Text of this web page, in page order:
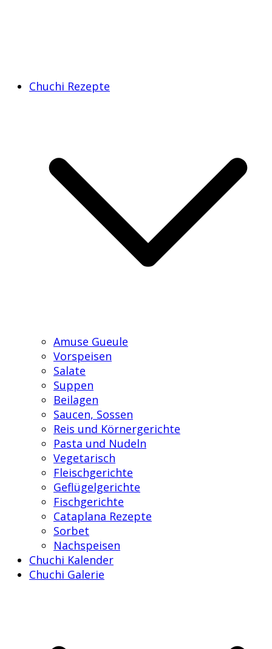
Chuchi Rezepte
Amuse Gueule
Vorspeisen
Salate
Suppen
Beilagen
Saucen, Sossen
Reis und Körnergerichte
Pasta und Nudeln
Vegetarisch
Fleischgerichte
Geflügelgerichte
Fischgerichte
Cataplana Rezepte
Sorbet
Nachspeisen
Chuchi Kalender
Chuchi Galerie